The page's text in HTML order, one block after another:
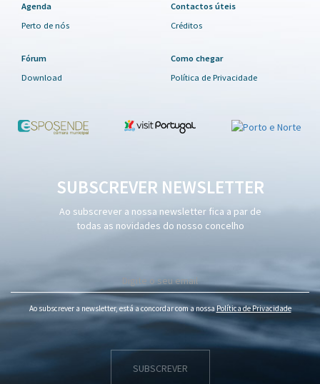
Agenda
Perto de nós
Contactos úteis
Créditos
Fórum
Download
Como chegar
Política de Privacidade
SUBSCREVER NEWSLETTER
Ao subscrever a nossa newsletter fica a par de
todas as novidades do nosso concelho
Ao subscrever a newsletter, está a concordar com a nossa Política de Privacidade
SUBSCREVER